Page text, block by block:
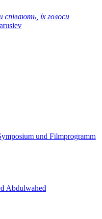
їх голоси
und Filmprogramm
Abdulwahed